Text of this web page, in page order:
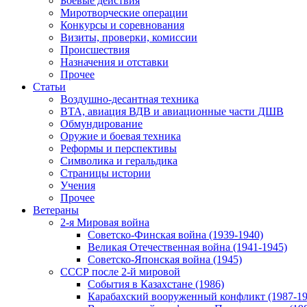
Миротворческие операции
Конкурсы и соревнования
Визиты, проверки, комиссии
Происшествия
Назначения и отставки
Прочее
Статьи
Воздушно-десантная техника
ВТА, авиация ВДВ и авиационные части ДШВ
Обмундирование
Оружие и боевая техника
Реформы и перспективы
Символика и геральдика
Страницы истории
Учения
Прочее
Ветераны
2-я Мировая война
Советско-Финская война (1939-1940)
Великая Отечественная война (1941-1945)
Советско-Японская война (1945)
СССР после 2-й мировой
События в Казахстане (1986)
Карабахский вооруженный конфликт (1987-